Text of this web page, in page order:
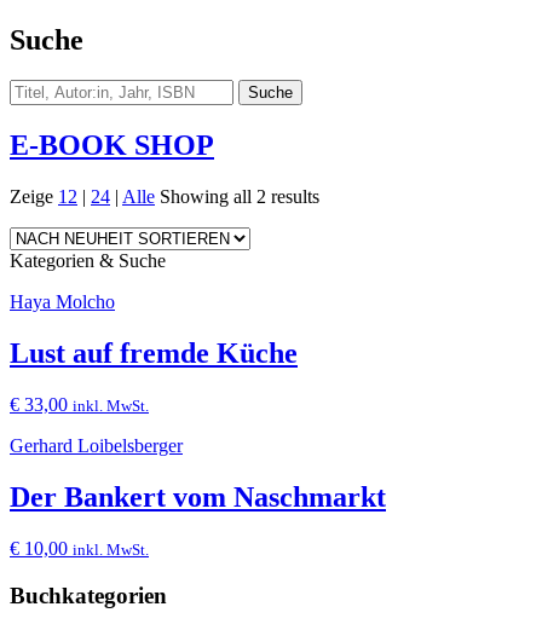
Suche
E-BOOK SHOP
Zeige 12 | 24 | Alle Showing all 2 results
Kategorien & Suche
Haya Molcho
Lust auf fremde Küche
€ 33,00 inkl. MwSt.
Gerhard Loibelsberger
Der Bankert vom Naschmarkt
€ 10,00 inkl. MwSt.
Buchkategorien